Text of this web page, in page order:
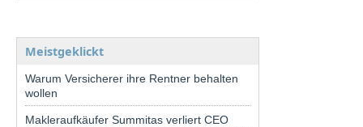
Meistgeklickt
Warum Versicherer ihre Rentner behalten
wollen
Makleraufkäufer Summitas verliert CEO